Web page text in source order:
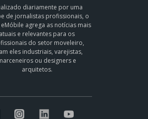
diariamente por uma
de jornalistas profissionais, o
agrega as notícias mais
atuais e relevantes para os
do setor moveleiro,
eles industriais, varejistas,
ou designers e
arquitetos.